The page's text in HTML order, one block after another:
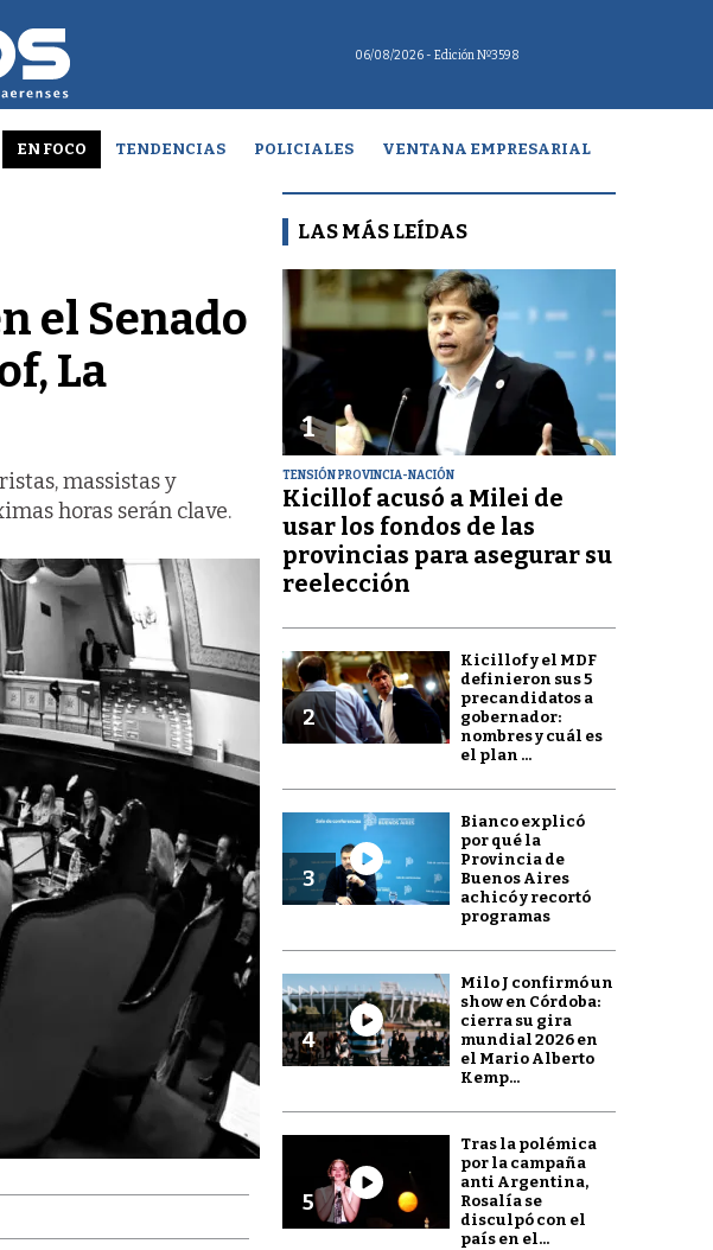
06/08/2026 - Edición Nº3598
EN FOCO TENDENCIAS POLICIALES VENTANA EMPRESARIAL
el Senado
La
massistas y
horas serán clave.
LAS MÁS LEÍDAS
1
TENSIÓN PROVINCIA-NACIÓN
Kicillof acusó a Milei de
usar los fondos de las
provincias para asegurar su
reelección
2
Kicillof y el MDF
definieron sus 5
precandidatos a
gobernador:
nombres y cuál es
el plan ...
3
Bianco explicó
por qué la
Provincia de
Buenos Aires
achicó y recortó
programas
4
Milo J confirmó un
show en Córdoba:
cierra su gira
mundial 2026 en
el Mario Alberto
Kemp...
5
Tras la polémica
por la campaña
anti Argentina,
Rosalía se
disculpó con el
país en el...